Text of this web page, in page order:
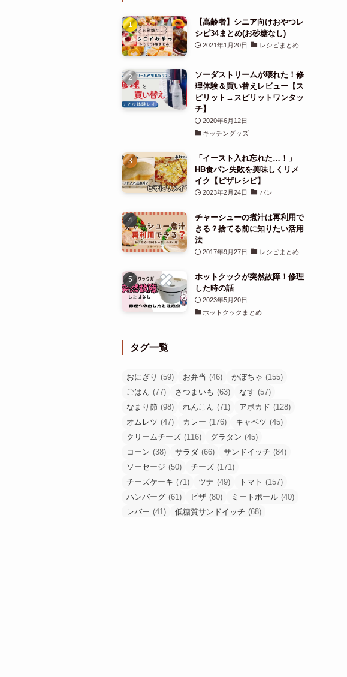
【高齢者】シニア向けおやつレ
シピ34まとめ(お砂糖なし)
2021年1月20日 レシピまとめ
ソーダストリームが壊れた！修
理体験＆買い替えレビュー【ス
ピリット→スピリットワンタッ
チ】
2020年6月12日
キッチングッズ
「イースト入れ忘れた…！」
HB食パン失敗を美味しくリメ
イク【ピザレシピ】
2023年2月24日 パン
チャーシューの煮汁は再利用で
きる？捨てる前に知りたい活用
法
2017年9月27日 レシピまとめ
ホットクックが突然故障！修理
した時の話
2023年5月20日
ホットクックまとめ
タグ一覧
おにぎり (59) お弁当 (46) かぼちゃ (155)
ごはん (77) さつまいも (63) なす (57)
なまり節 (98) れんこん (71) アボカド (128)
オムレツ (47) カレー (176) キャベツ (45)
クリームチーズ (116) グラタン (45)
コーン (38) サラダ (66) サンドイッチ (84)
ソーセージ (50) チーズ (171)
チーズケーキ (71) ツナ (49) トマト (157)
ハンバーグ (61) ピザ (80) ミートボール (40)
レバー (41) 低糖質サンドイッチ (68)